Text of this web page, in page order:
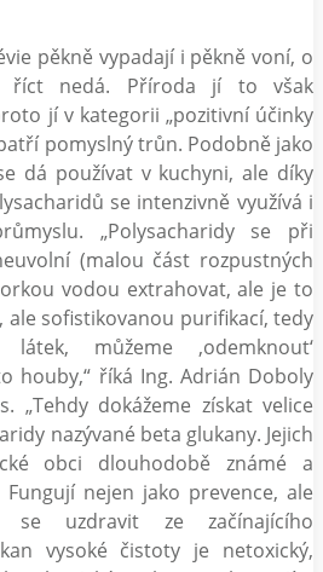
pěkně vypadají i pěkně voní, o
říct nedá. Příroda jí to však
jí v kategorii „pozitivní účinky
pomyslný trůn. Podobně jako
dá používat v kuchyni, ale díky
se intenzivně využívá i
„Polysacharidy se při
(malou část rozpustných
vodou extrahovat, ale je to
ale sofistikovanou purifikací, tedy
látek, můžeme ,odemknout‘
houby,“ říká Ing. Adrián Doboly
„Tehdy dokážeme získat velice
nazývané beta glukany. Jejich
obci dlouhodobě známé a
nejen jako prevence, ale
uzdravit ze začínajícího
vysoké čistoty je netoxický,